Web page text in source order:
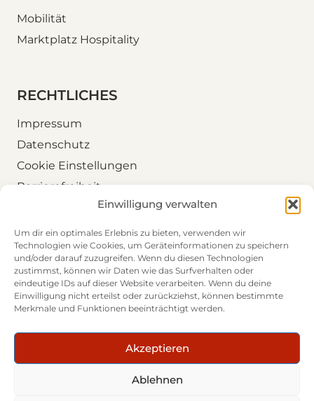
Einwilligung verwalten
Um dir ein optimales Erlebnis zu bieten, verwenden wir
Technologien wie Cookies, um Geräteinformationen zu speichern
und/oder darauf zuzugreifen. Wenn du diesen Technologien
zustimmst, können wir Daten wie das Surfverhalten oder
eindeutige IDs auf dieser Website verarbeiten. Wenn du deine
Einwilligung nicht erteilst oder zurückziehst, können bestimmte
Merkmale und Funktionen beeinträchtigt werden.
Akzeptieren
Ablehnen
Mobilität
Marktplatz Hospitality
RECHTLICHES
Impressum
Datenschutz
Cookie Einstellungen
Barrierefreiheit
Folgen Sie uns
LinkedIn
Lichtenfels GmbH
Touristische Entwicklung. Strategische Beratung.